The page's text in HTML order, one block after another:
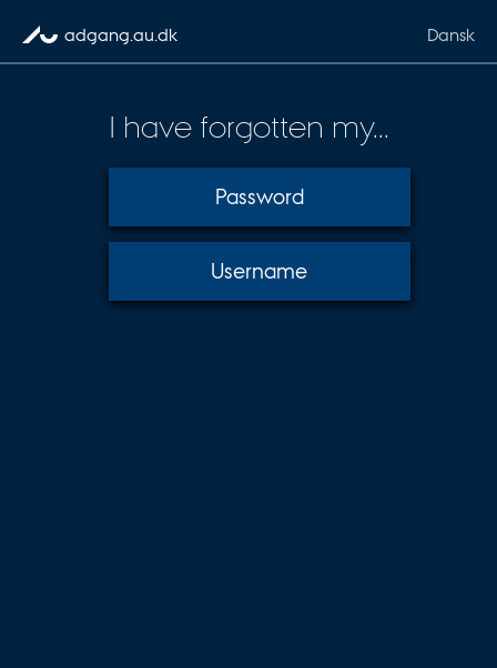
Skip to content
adgang.au.dk Dansk
I have forgotten my...
Password
Username